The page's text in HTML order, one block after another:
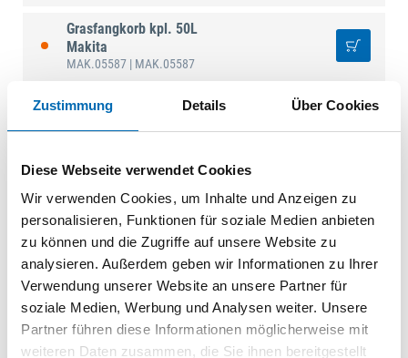
Zustimmung Details Über Cookies
Diese Webseite verwendet Cookies
Wir verwenden Cookies, um Inhalte und Anzeigen zu
personalisieren, Funktionen für soziale Medien anbieten
zu können und die Zugriffe auf unsere Website zu
analysieren. Außerdem geben wir Informationen zu Ihrer
Verwendung unserer Website an unsere Partner für
soziale Medien, Werbung und Analysen weiter. Unsere
Partner führen diese Informationen möglicherweise mit
weiteren Daten zusammen, die Sie ihnen bereitgestellt
Grasfangkorb kpl. 50L
Makita
MAK.05587 | MAK.05587
1 St.
MAK.05758| MAK.05758
VPE 1 St.
Grasfangkorb kpl. 60L
Makita
MAK.05651| MAK.05651
VPE 1 St.